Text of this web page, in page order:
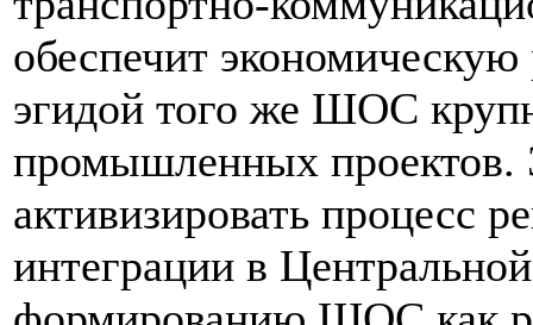
обеспечит экономическую
эгидой того же ШОС
промышленных проектов.
активизировать процесс
интеграции в